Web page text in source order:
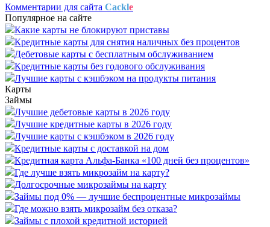
Комментарии для сайта Cackle
Популярное на сайте
Какие карты не блокируют приставы
Кредитные карты для снятия наличных без процентов
Дебетовые карты с бесплатным обслуживанием
Кредитные карты без годового обслуживания
Лучшие карты с кэшбэком на продукты питания
Карты
Займы
Лучшие дебетовые карты в 2026 году
Лучшие кредитные карты в 2026 году
Лучшие карты с кэшбэком в 2026 году
Кредитные карты с доставкой на дом
Кредитная карта Альфа-Банка «100 дней без процентов»
Где лучше взять микрозайм на карту?
Долгосрочные микрозаймы на карту
Займы под 0% — лучшие беспроцентные микрозаймы
Где можно взять микрозайм без отказа?
Займы с плохой кредитной историей